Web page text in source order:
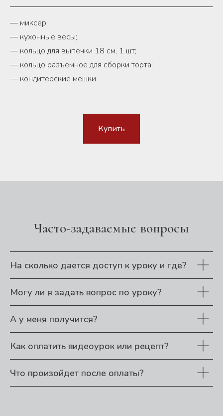
— миксер;
— кухонные весы;
— кольцо для выпечки 18 см, 1 шт;
— кольцо разъемное для сборки торта;
— кондитерские мешки.
Купить
Часто-задаваемые вопросы
На сколько дается доступ к уроку и где?
Могу ли я задать вопрос по уроку?
А у меня получится?
Как оплатить видеоурок или рецепт?
Что произойдет после оплаты?